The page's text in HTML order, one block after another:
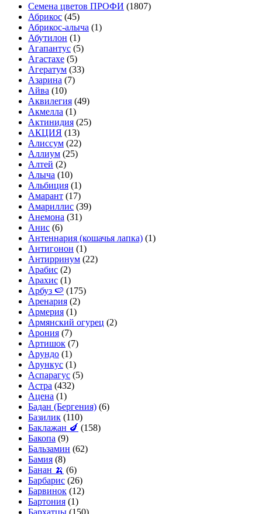
Cемена цветов ПРОФИ (1807)
Абрикос (45)
Абрикос-алыча (1)
Абутилон (1)
Агапантус (5)
Агастахе (5)
Агератум (33)
Азарина (7)
Айва (10)
Аквилегия (49)
Акмелла (1)
Актинидия (25)
АКЦИЯ (13)
Алиссум (22)
Аллиум (25)
Алтей (2)
Алыча (10)
Альбиция (1)
Амарант (17)
Амариллис (39)
Анемона (31)
Анис (6)
Антеннария (кошачья лапка) (1)
Антигонон (1)
Антирринум (22)
Арабис (2)
Арахис (1)
Арбуз 🍉 (175)
Аренария (2)
Армерия (1)
Армянский огурец (2)
Арония (7)
Артишок (7)
Арундо (1)
Арункус (1)
Аспарагус (5)
Астра (432)
Ацена (1)
Бадан (Бергения) (6)
Базилик (110)
Баклажан 🍆 (158)
Бакопа (9)
Бальзамин (62)
Бамия (8)
Банан 🍌 (6)
Барбарис (26)
Барвинок (12)
Бартония (1)
Бархатцы (150)